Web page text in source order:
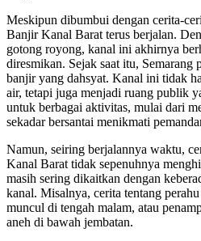
Meskipun dibumbui dengan cerita-
Banjir Kanal Barat terus berjalan.
gotong royong, kanal ini akhirnya
diresmikan. Sejak saat itu, Semarang
banjir yang dahsyat. Kanal ini tidak
air, tetapi juga menjadi ruang publik
untuk berbagai aktivitas, mulai dari
sekadar bersantai menikmati
Namun, seiring berjalannya waktu,
Kanal Barat tidak sepenuhnya
masih sering dikaitkan dengan
kanal. Misalnya, cerita tentang
muncul di tengah malam, atau
aneh di bawah jembatan.